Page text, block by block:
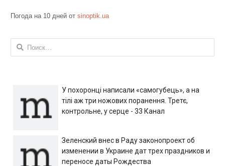
Погода на 10 дней от sinoptik.ua
Найти:
У похоронці написали «самогубець», а на
тілі аж три ножових поранення. Третє,
контрольне, у серце - 33 Канал
Зеленский внес в Раду законопроект об
изменении в Украине дат трех праздников и
переносе даты Рождества